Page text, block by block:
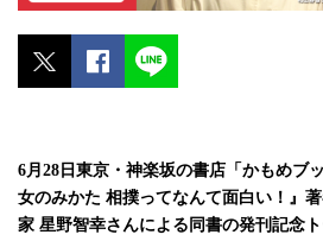
6月28日東京・神楽坂の書店「かもめブ
女のみかた 相撲ってなんて面白い！』
家 星野智幸さんによる同書の発刊記念